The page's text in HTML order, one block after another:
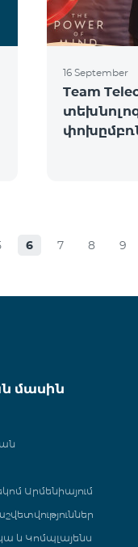
16 September
Team
6 7 8 9
մասին
Արմենիայում
և Կոմպլայենս